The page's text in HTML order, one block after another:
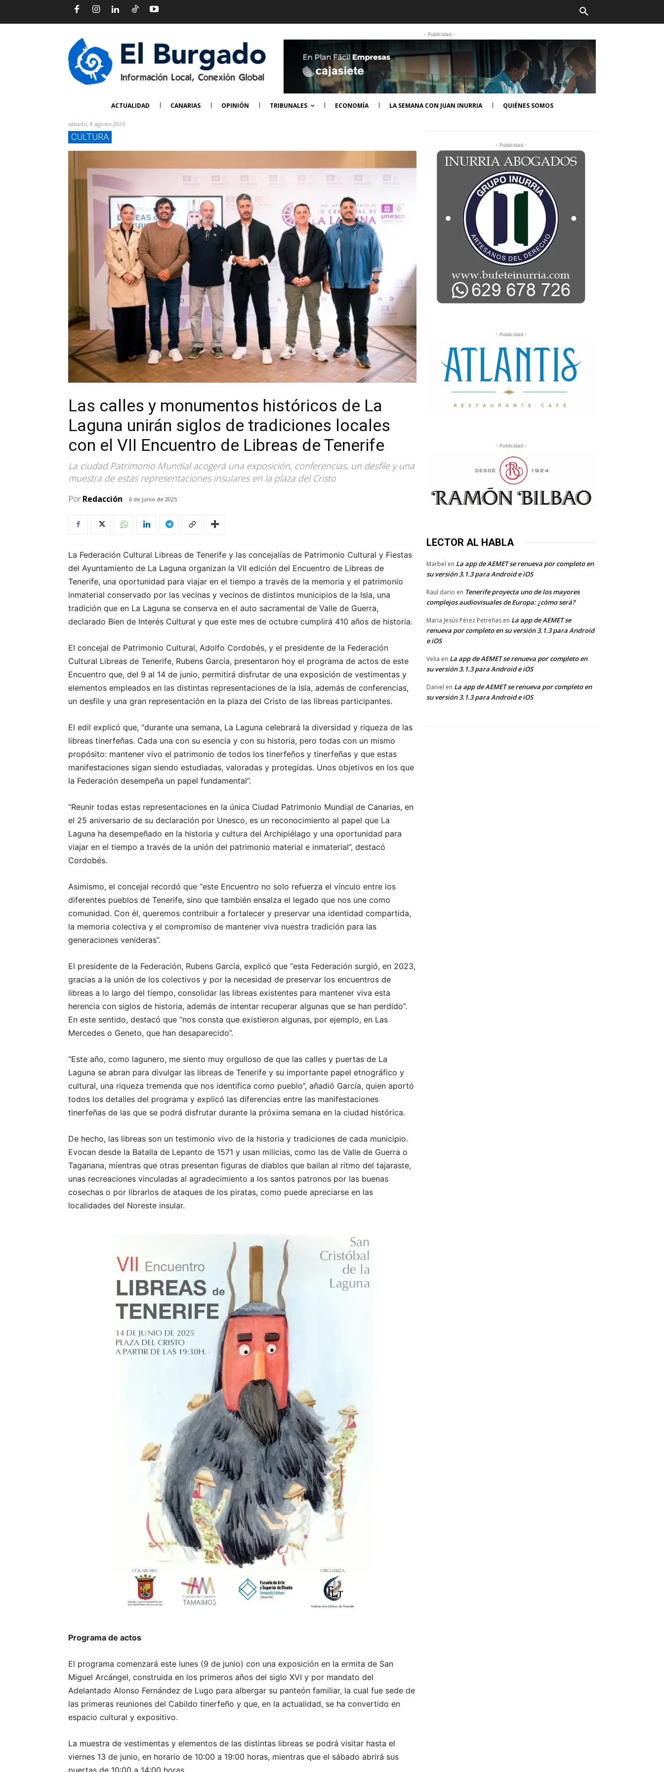
- Publicidad -
ACTUALIDAD CANARIAS OPINIÓN TRIBUNALES ECONOMÍA LA SEMANA CON JUAN INURRIA QUIÉNES SOMOS
sábado, 8 agosto,2026
CULTURA
Las calles y monumentos históricos de La
Laguna unirán siglos de tradiciones locales
con el VII Encuentro de Libreas de Tenerife
La ciudad Patrimonio Mundial acogerá una exposición, conferencias, un desfile y una
muestra de estas representaciones insulares en la plaza del Cristo
PorRedacción 6 de junio de 2025
La Federación Cultural Libreas de Tenerife y las concejalías de Patrimonio Cultural y Fiestas
del Ayuntamiento de La Laguna organizan la VII edición del Encuentro de Libreas de
Tenerife, una oportunidad para viajar en el tiempo a través de la memoria y el patrimonio
inmaterial conservado por las vecinas y vecinos de distintos municipios de la Isla, una
tradición que en La Laguna se conserva en el auto sacramental de Valle de Guerra,
declarado Bien de Interés Cultural y que este mes de octubre cumplirá 410 años de historia.
El concejal de Patrimonio Cultural, Adolfo Cordobés, y el presidente de la Federación
Cultural Libreas de Tenerife, Rubens García, presentaron hoy el programa de actos de este
Encuentro que, del 9 al 14 de junio, permitirá disfrutar de una exposición de vestimentas y
elementos empleados en las distintas representaciones de la Isla, además de conferencias,
un desfile y una gran representación en la plaza del Cristo de las libreas participantes.
El edil explicó que, “durante una semana, La Laguna celebrará la diversidad y riqueza de las
libreas tinerfeñas. Cada una con su esencia y con su historia, pero todas con un mismo
propósito: mantener vivo el patrimonio de todos los tinerfeños y tinerfeñas y que estas
manifestaciones sigan siendo estudiadas, valoradas y protegidas. Unos objetivos en los que
la Federación desempeña un papel fundamental”.
“Reunir todas estas representaciones en la única Ciudad Patrimonio Mundial de Canarias, en
el 25 aniversario de su declaración por Unesco, es un reconocimiento al papel que La
Laguna ha desempeñado en la historia y cultura del Archipiélago y una oportunidad para
viajar en el tiempo a través de la unión del patrimonio material e inmaterial”, destacó
Cordobés.
Asimismo, el concejal recordó que “este Encuentro no solo refuerza el vínculo entre los
diferentes pueblos de Tenerife, sino que también ensalza el legado que nos une como
comunidad. Con él, queremos contribuir a fortalecer y preservar una identidad compartida,
la memoria colectiva y el compromiso de mantener viva nuestra tradición para las
generaciones venideras”.
El presidente de la Federación, Rubens García, explicó que “esta Federación surgió, en 2023,
gracias a la unión de los colectivos y por la necesidad de preservar los encuentros de
libreas a lo largo del tiempo, consolidar las libreas existentes para mantener viva esta
herencia con siglos de historia, además de intentar recuperar algunas que se han perdido”.
En este sentido, destacó que “nos consta que existieron algunas, por ejemplo, en Las
Mercedes o Geneto, que han desaparecido”.
“Este año, como lagunero, me siento muy orgulloso de que las calles y puertas de La
Laguna se abran para divulgar las libreas de Tenerife y su importante papel etnográfico y
cultural, una riqueza tremenda que nos identifica como pueblo”, añadió García, quien aportó
todos los detalles del programa y explicó las diferencias entre las manifestaciones
tinerfeñas de las que se podrá disfrutar durante la próxima semana en la ciudad histórica.
De hecho, las libreas son un testimonio vivo de la historia y tradiciones de cada municipio.
Evocan desde la Batalla de Lepanto de 1571 y usan milicias, como las de Valle de Guerra o
Taganana, mientras que otras presentan figuras de diablos que bailan al ritmo del tajaraste,
unas recreaciones vinculadas al agradecimiento a los santos patronos por las buenas
cosechas o por librarlos de ataques de los piratas, como puede apreciarse en las
localidades del Noreste insular.
Programa de actos
El programa comenzará este lunes (9 de junio) con una exposición en la ermita de San
Miguel Arcángel, construida en los primeros años del siglo XVI y por mandato del
Adelantado Alonso Fernández de Lugo para albergar su panteón familiar, la cual fue sede de
las primeras reuniones del Cabildo tinerfeño y que, en la actualidad, se ha convertido en
espacio cultural y expositivo.
La muestra de vestimentas y elementos de las distintas libreas se podrá visitar hasta el
viernes 13 de junio, en horario de 10:00 a 19:00 horas, mientras que el sábado abrirá sus
puertas de 10:00 a 14:00 horas.
- Publicidad -
- Publicidad -
- Publicidad -
LECTOR AL HABLA
Marbel en La app de AEMET se renueva por completo en
su versión 3.1.3 para Android e iOS
Raul dario en Tenerife proyecta uno de los mayores
complejos audiovisuales de Europa: ¿cómo será?
Maria Jesús Pérez Petreñas en La app de AEMET se
renueva por completo en su versión 3.1.3 para Android
e iOS
Velia en La app de AEMET se renueva por completo en
su versión 3.1.3 para Android e iOS
Daniel en La app de AEMET se renueva por completo en
su versión 3.1.3 para Android e iOS